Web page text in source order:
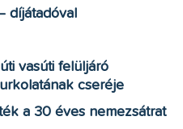
díjátadóval
vasúti felüljáró
cseréje
a 30 éves nemezsátrat